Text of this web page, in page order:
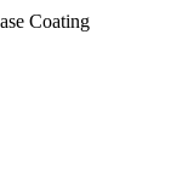
Coating